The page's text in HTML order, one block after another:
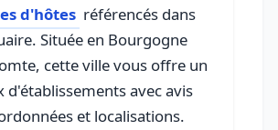
d'hôtes référencés dans
Située en Bourgogne
cette ville vous offre un
d'établissements avec avis
et localisations.